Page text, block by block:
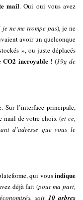
mail. Oui oui vous avez
je ne me trompe pas), je ne
avoir un quelconque
», ou juste déplacés
CO2 incroyable! (19g de
. Sur l’interface principale,
mail de votre choix (et ce,
d’adresse que vous le
qui vousindique
déjà fait (pour ma part,
soit 10 arbres